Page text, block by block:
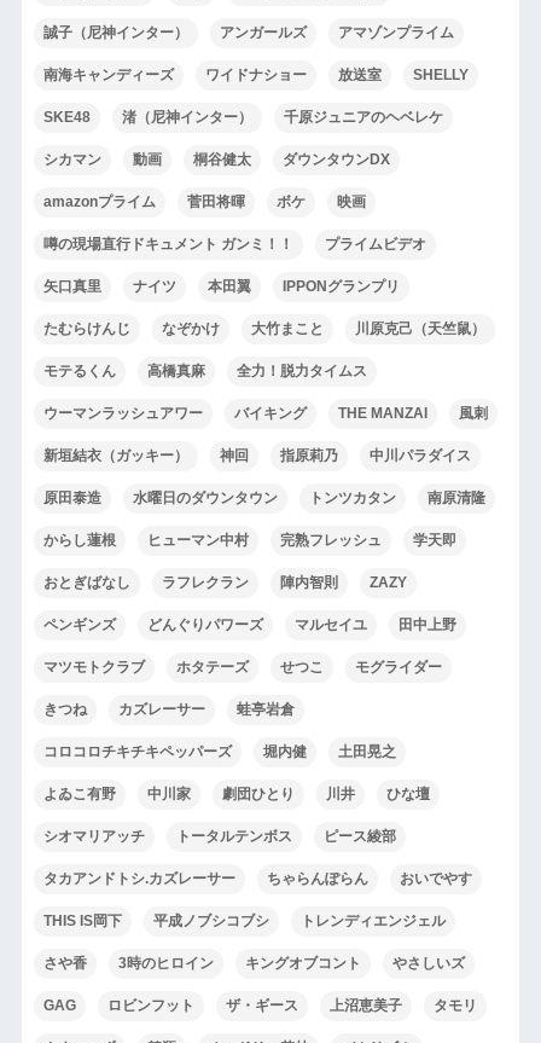
誠子（尼神インター） アンガールズ アマゾンプライム
南海キャンディーズ ワイドナショー 放送室 SHELLY
SKE48 渚（尼神インター） 千原ジュニアのヘベレケ
シカマン 動画 桐谷健太 ダウンタウンDX
amazonプライム 菅田将暉 ボケ 映画
噂の現場直行ドキュメント ガンミ！！ プライムビデオ
矢口真里 ナイツ 本田翼 IPPONグランプリ
たむらけんじ なぞかけ 大竹まこと 川原克己（天竺鼠）
モテるくん 高橋真麻 全力！脱力タイムス
ウーマンラッシュアワー バイキング THE MANZAI 風刺
新垣結衣（ガッキー） 神回 指原莉乃 中川パラダイス
原田泰造 水曜日のダウンタウン トンツカタン 南原清隆
からし蓮根 ヒューマン中村 完熟フレッシュ 学天即
おとぎばなし ラフレクラン 陣内智則 ZAZY
ペンギンズ どんぐりパワーズ マルセイユ 田中上野
マツモトクラブ ホタテーズ せつこ モグライダー
きつね カズレーサー 蛙亭岩倉
コロコロチキチキペッパーズ 堀内健 土田晃之
よゐこ有野 中川家 劇団ひとり 川井 ひな壇
シオマリアッチ トータルテンボス ピース綾部
タカアンドトシ.カズレーサー ちゃらんぽらん おいでやす
THIS IS岡下 平成ノブシコブシ トレンディエンジェル
さや香 3時のヒロイン キングオブコント やさしいズ
GAG ロビンフット ザ・ギース 上沼恵美子 タモリ